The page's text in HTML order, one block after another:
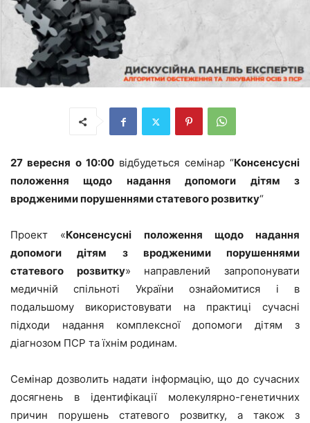
27 вересня о 10:00 відбудеться семінар “Консенсусні
положення щодо надання допомоги дітям з
вродженими порушеннями статевого розвитку“
Проект «Консенсусні положення щодо надання
допомоги дітям з вродженими порушеннями
статевого розвитку» направлений запропонувати
медичній спільноті України ознайомитися і в
подальшому використовувати на практиці сучасні
підходи надання комплексної допомоги дітям з
діагнозом ПСР та їхнім родинам.
Семінар дозволить надати інформацію, що до сучасних
досягнень в ідентифікації молекулярно-генетичних
причин порушень статевого розвитку, а також з